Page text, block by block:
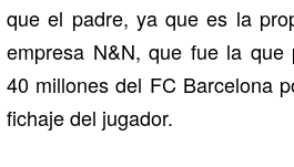
que el padre, ya que es la
empresa N&N, que fue la
40 millones del FC Barcelona
fichaje del jugador.